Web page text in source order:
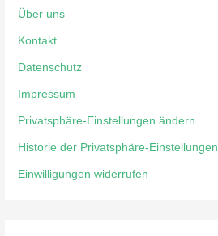
Über uns
Kontakt
Datenschutz
Impressum
Privatsphäre-Einstellungen ändern
Historie der Privatsphäre-Einstellungen
Einwilligungen widerrufen